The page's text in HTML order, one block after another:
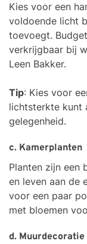
Kies voor een
voldoende licht
toevoegt.
verkrijgbaar bij
Leen Bakker.
Tip: Kies voor
lichtsterkte kunt
gelegenheid.
c. Kamerplanten
Planten zijn een
en leven aan de
voor een paar
met bloemen
d. Muurdecoratie